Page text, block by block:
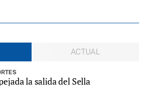
ACTUAL
la salida del Sella